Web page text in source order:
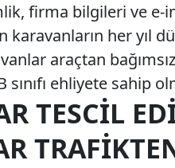
firma bilgileri ve e-
her yıl
araçtan
sınıfı ehliyete sahip
TESCIL